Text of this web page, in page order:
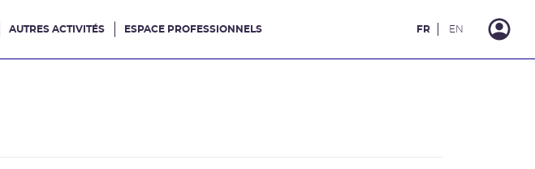
AUTRES ACTIVITÉS ESPACE PROFESSIONNELS FR EN